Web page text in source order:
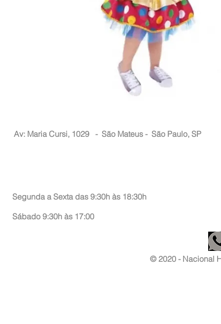
Av: Maria Cursi, 1029 - São Mateus - São Paulo, SP
Segunda a Sexta das 9:30h às 18:30h
Sábado 9:30h às 17:00
© 2020 - Nacional